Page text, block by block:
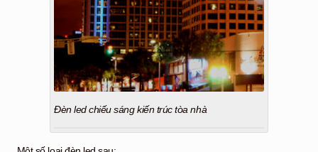
Đèn led chiếu sáng kiến trúc tòa nhà